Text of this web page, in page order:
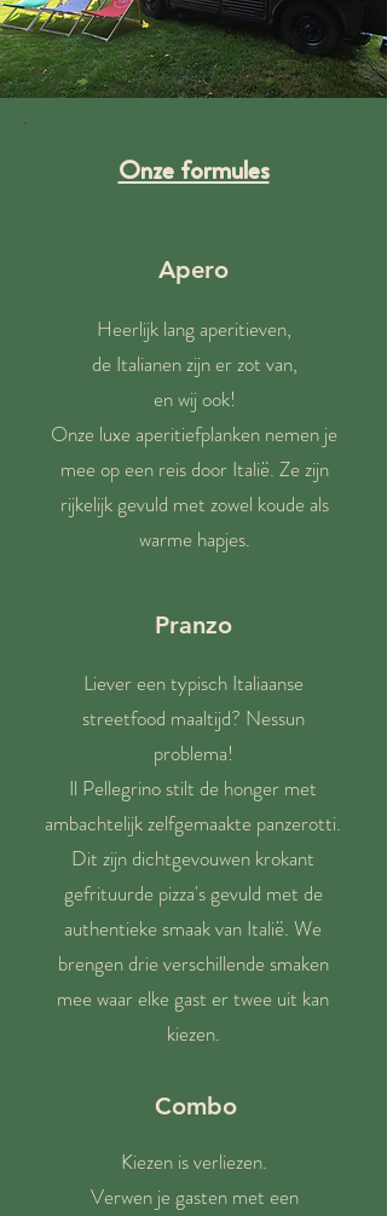
Onze formules
Apero
Heerlijk lang aperitieven,
de Italianen zijn er zot van,
en wij ook!
Onze luxe aperitiefplanken nemen je
mee op een reis door Italië. Ze zijn
rijkelijk gevuld met zowel koude als
warme hapjes.
Pranzo
Liever een typisch Italiaanse
streetfood maaltijd? Nessun
problema!
Il Pellegrino stilt de honger met
ambachtelijk zelfgemaakte panzerotti.
Dit zijn dichtgevouwen krokant
gefrituurde pizza's gevuld met de
authentieke smaak van Italië. We
brengen drie verschillende smaken
mee waar elke gast er twee uit kan
kiezen.
Combo
Kiezen is verliezen.
Verwen je gasten met een